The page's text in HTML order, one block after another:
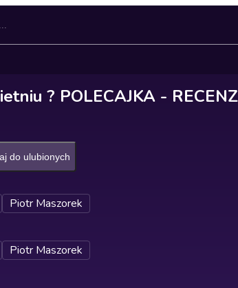
? POLECAJKA -
do ulubionych
Piotr Maszorek
Piotr Maszorek